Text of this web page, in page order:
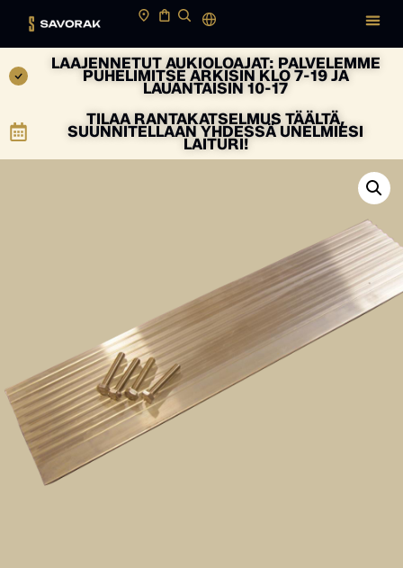
LAAJENNETUT AUKIOLOAJAT: PALVELEMME
PUHELIMITSE ARKISIN KLO 7-19 JA
LAUANTAISIN 10-17
TILAA RANTAKATSELMUS TÄÄLTÄ,
SUUNNITELLAAN YHDESSÄ UNELMIESI
LAITURI!